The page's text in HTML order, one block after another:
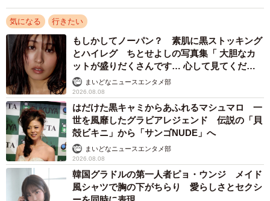
2/5
気になる 行きたい
もしかしてノーパン？ 素肌に黒ストッキング
とハイレグ ちとせよしの写真集「 大胆なカ
ットが盛りだくさんです… 心して見てくださ
い」まいどなニュースエンタメ部
2026.08.08
はだけた黒キャミからあふれるマシュマロ 一
世を風靡したグラビアレジェンド 伝説の「貝
殻ビキニ」から「サンゴNUDE」へ
まいどなニュースエンタメ部
2026.08.08
韓国グラドルの第一人者ピョ・ウンジ メイド
風シャツで胸の下がちらり 愛らしさとセクシ